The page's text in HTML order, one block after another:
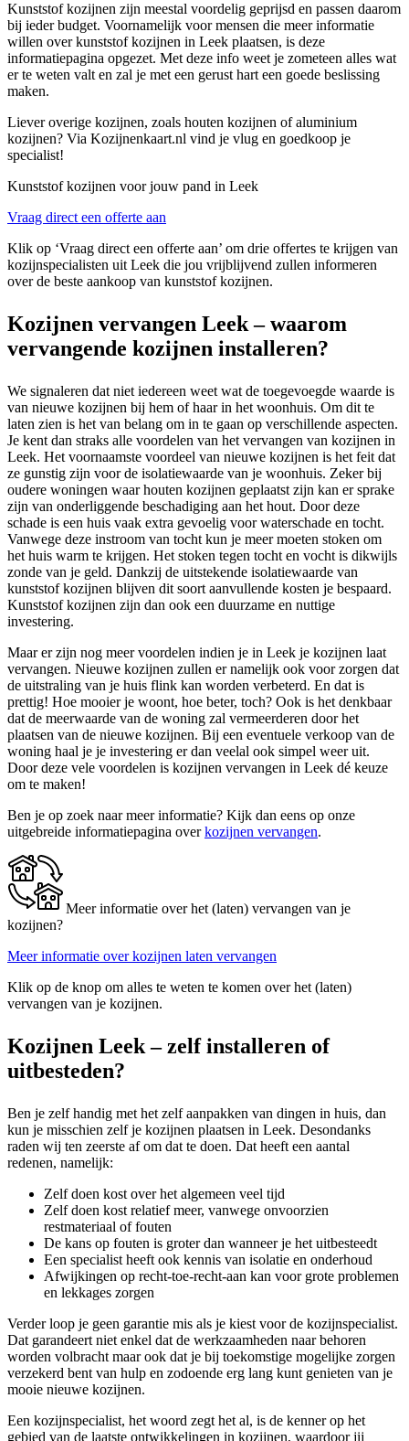
Kunststof kozijnen zijn meestal voordelig geprijsd en passen daarom
bij ieder budget. Voornamelijk voor mensen die meer informatie
willen over kunststof kozijnen in Leek plaatsen, is deze
informatiepagina opgezet. Met deze info weet je zometeen alles wat
er te weten valt en zal je met een gerust hart een goede beslissing
maken.
Liever overige kozijnen, zoals houten kozijnen of aluminium
kozijnen? Via Kozijnenkaart.nl vind je vlug en goedkoop je
specialist!
Kunststof kozijnen voor jouw pand in Leek
Vraag direct een offerte aan
Klik op ‘Vraag direct een offerte aan’ om drie offertes te krijgen van
kozijnspecialisten uit Leek die jou vrijblijvend zullen informeren
over de beste aankoop van kunststof kozijnen.
Kozijnen vervangen Leek – waarom
vervangende kozijnen installeren?
We signaleren dat niet iedereen weet wat de toegevoegde waarde is
van nieuwe kozijnen bij hem of haar in het woonhuis. Om dit te
laten zien is het van belang om in te gaan op verschillende aspecten.
Je kent dan straks alle voordelen van het vervangen van kozijnen in
Leek. Het voornaamste voordeel van nieuwe kozijnen is het feit dat
ze gunstig zijn voor de isolatiewaarde van je woonhuis. Zeker bij
oudere woningen waar houten kozijnen geplaatst zijn kan er sprake
zijn van onderliggende beschadiging aan het hout. Door deze
schade is een huis vaak extra gevoelig voor waterschade en tocht.
Vanwege deze instroom van tocht kun je meer moeten stoken om
het huis warm te krijgen. Het stoken tegen tocht en vocht is dikwijls
zonde van je geld. Dankzij de uitstekende isolatiewaarde van
kunststof kozijnen blijven dit soort aanvullende kosten je bespaard.
Kunststof kozijnen zijn dan ook een duurzame en nuttige
investering.
Maar er zijn nog meer voordelen indien je in Leek je kozijnen laat
vervangen. Nieuwe kozijnen zullen er namelijk ook voor zorgen dat
de uitstraling van je huis flink kan worden verbeterd. En dat is
prettig! Hoe mooier je woont, hoe beter, toch? Ook is het denkbaar
dat de meerwaarde van de woning zal vermeerderen door het
plaatsen van de nieuwe kozijnen. Bij een eventuele verkoop van de
woning haal je je investering er dan veelal ook simpel weer uit.
Door deze vele voordelen is kozijnen vervangen in Leek dé keuze
om te maken!
Ben je op zoek naar meer informatie? Kijk dan eens op onze
uitgebreide informatiepagina overkozijnen vervangen.
Meer informatie over het (laten) vervangen van je
kozijnen?
Meer informatie over kozijnen laten vervangen
Klik op de knop om alles te weten te komen over het (laten)
vervangen van je kozijnen.
Kozijnen Leek – zelf installeren of
uitbesteden?
Ben je zelf handig met het zelf aanpakken van dingen in huis, dan
kun je misschien zelf je kozijnen plaatsen in Leek. Desondanks
raden wij ten zeerste af om dat te doen. Dat heeft een aantal
redenen, namelijk:
Zelf doen kost over het algemeen veel tijd
Zelf doen kost relatief meer, vanwege onvoorzien
restmateriaal of fouten
De kans op fouten is groter dan wanneer je het uitbesteedt
Een specialist heeft ook kennis van isolatie en onderhoud
Afwijkingen op recht-toe-recht-aan kan voor grote problemen
en lekkages zorgen
Verder loop je geen garantie mis als je kiest voor de kozijnspecialist.
Dat garandeert niet enkel dat de werkzaamheden naar behoren
worden volbracht maar ook dat je bij toekomstige mogelijke zorgen
verzekerd bent van hulp en zodoende erg lang kunt genieten van je
mooie nieuwe kozijnen.
Een kozijnspecialist, het woord zegt het al, is de kenner op het
gebied van de laatste ontwikkelingen in kozijnen, waardoor jij